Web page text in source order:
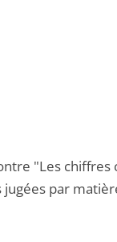
"Les chiffres
par